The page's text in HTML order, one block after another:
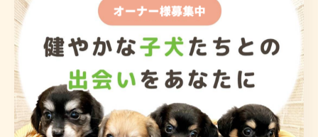
男の子のトイプードルは、一般的に活発で甘えん坊な性
格が多いとされています。そのため、「オス 大変」と感
じる場面として、マーキング行動や、飼い主に対する強
い依存心が挙げられます。特に去勢前の男の子は、他の
犬や新しい環境に対して興奮しやすい傾向があるため、